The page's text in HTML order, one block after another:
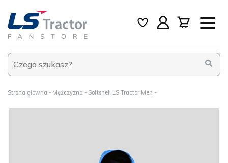
Strona główna Mężczyzna Softshell LS Tractor Men